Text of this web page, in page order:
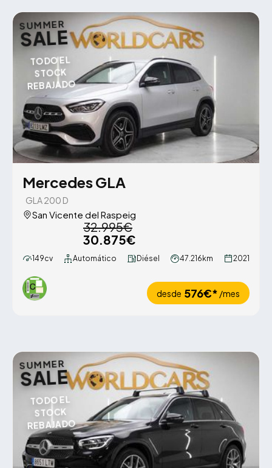
SUMMER
SALE
TODO EL
STOCK
REBAJADO
Mercedes GLA
GLA 200 D
San Vicente del Raspeig
32.995€
30.875€
149cv Automático Diésel 47.216km 2021
desde 576€* /mes
SUMMER
SALE
TODO EL
STOCK
REBAJADO